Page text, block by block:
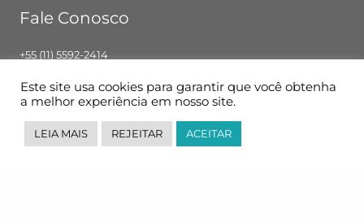
Fale Conosco
+55 (11) 5592-2414
Segunda – Sexta: 8h00 – 18h00
Siga-nos
Este site usa cookies para garantir que você obtenha
a melhor experiência em nosso site.
LEIA MAIS REJEITAR ACEITAR